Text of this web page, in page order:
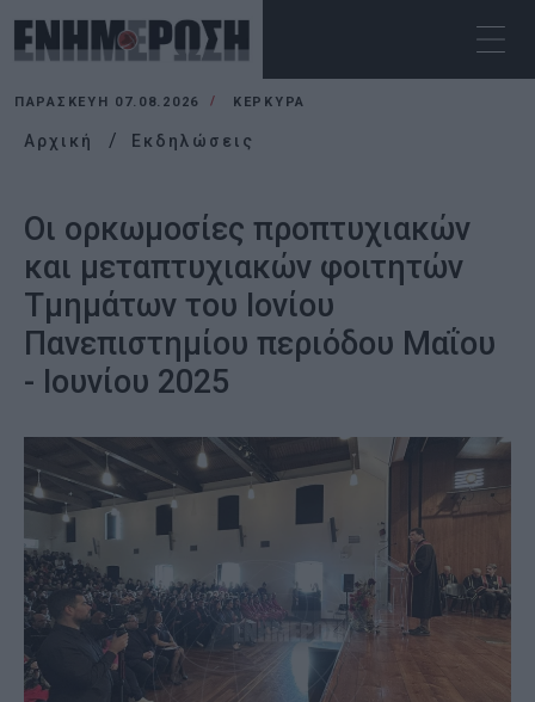
ΠΑΡΑΣΚΕΥΉ 07.08.2026 ΚΕΡΚΥΡΑ
Αρχική Εκδηλώσεις
Οι ορκωμοσίες προπτυχιακών
και μεταπτυχιακών φοιτητών
Τμημάτων του Ιονίου
Πανεπιστημίου περιόδου Μαΐου
- Ιουνίου 2025